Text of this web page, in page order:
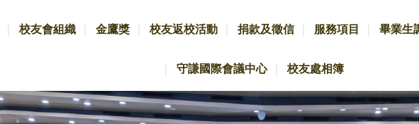
校友會組織 金鷹獎 校友返校活動 捐款及徵信 服務項目 畢業生
守謙國際會議中心 校友處相簿